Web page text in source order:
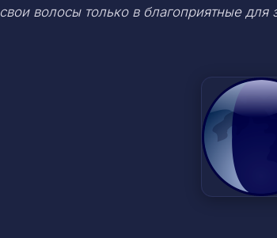
волосы только в благоприятные для